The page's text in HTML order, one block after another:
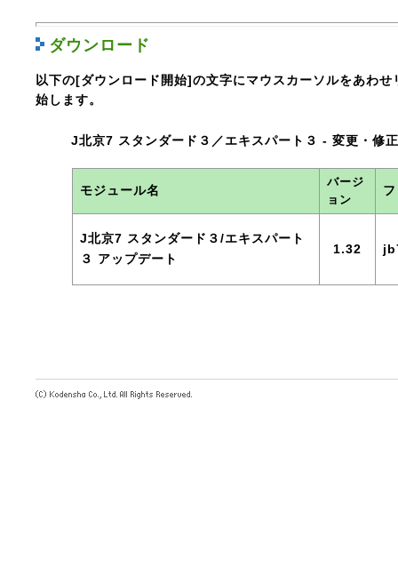
ダウンロード
以下の[ダウンロード開始]の文字にマウスカーソルをあわ
始します。
J北京7 スタンダード３／エキスパート３ - 変更・修
モジュール名
バージ
ョン
J北京7 スタンダード３/エキスパート
３ アップデート
1.32